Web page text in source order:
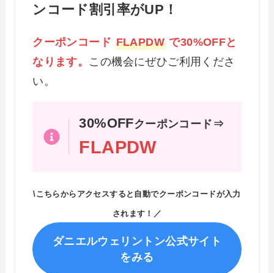
ンコード割引率がUP！
クーポンコード FLAPDWで30%OFFと
なります。 この機会にぜひご利用くださ
い。
30%OFFクーポンコード⇒
FLAPDW
\こちらからアクセスすると自動でクーポンコードが入力
されます！／
ダニエルウェリントン公式サイト
をみる